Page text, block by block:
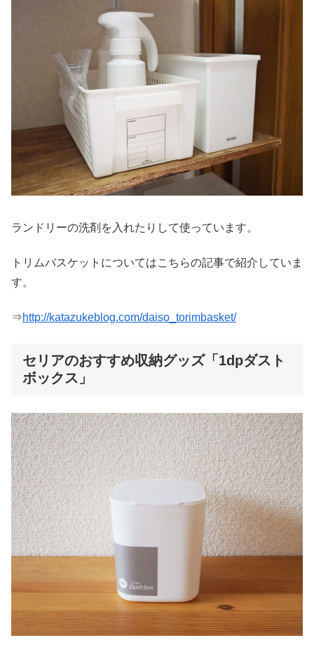
ランドリーの洗剤を入れたりして使っています。
トリムバスケットについてはこちらの記事で紹介していま
す。
⇒http://katazukeblog.com/daiso_torimbasket/
セリアのおすすめ収納グッズ「1dpダスト
ボックス」